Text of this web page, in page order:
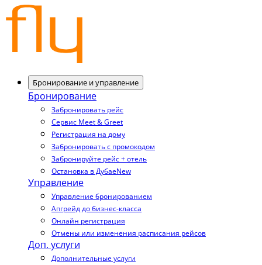
Бронирование и управление
Бронирование
Забронировать рейс
Сервис Meet & Greet
Регистрация на дому
Забронировать с промокодом
Забронируйте рейс + отель
Остановка в ДубаеNew
Управление
Управление бронированием
Апгрейд до бизнес-класса
Онлайн регистрация
Отмены или изменения расписания рейсов
Доп. услуги
Дополнительные услуги